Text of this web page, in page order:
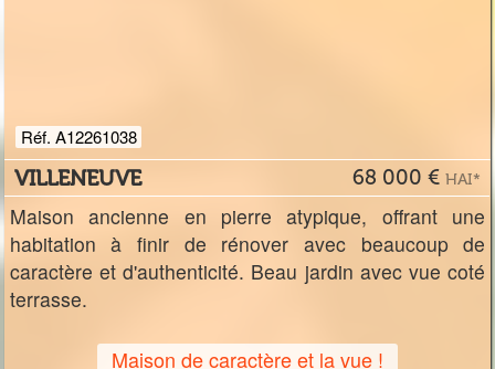
Réf. A12261038
VILLENEUVE 68 000 € HAI*
Maison ancienne en pierre atypique, offrant une
habitation à finir de rénover avec beaucoup de
caractère et d'authenticité. Beau jardin avec vue coté
terrasse.
Maison de caractère et la vue !